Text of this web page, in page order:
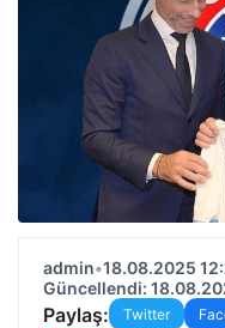
admin•18.08.2025
Güncellendi:
Paylaş: Twitter